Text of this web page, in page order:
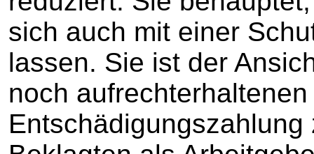
sich auch mit einer
lassen. Sie ist der
noch